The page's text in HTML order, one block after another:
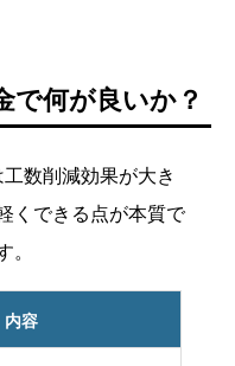
で何が良いか？
数削減効果が大き
くできる点が本質で
。
内容